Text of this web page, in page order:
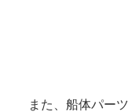
また、船体パー